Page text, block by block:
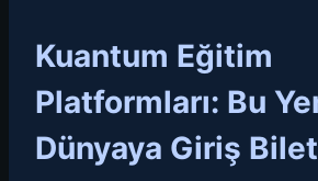
Kuantum Eğitim
Platformları: Bu
Dünyaya Giriş